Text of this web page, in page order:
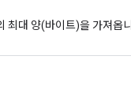
최대 양(바이트)을 가져옵니